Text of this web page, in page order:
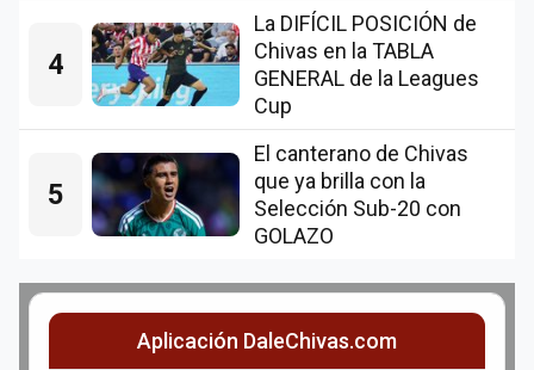
4
La DIFÍCIL POSICIÓN de
Chivas en la TABLA
GENERAL de la Leagues
Cup
5
El canterano de Chivas
que ya brilla con la
Selección Sub-20 con
GOLAZO
Aplicación DaleChivas.com